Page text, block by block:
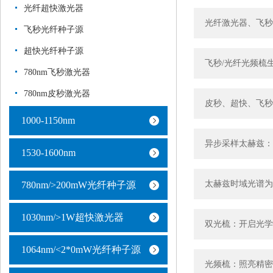
光纤超快激光器
飞秒光纤种子源
超快光纤种子源
780nm飞秒激光器
780nm皮秒激光器
1000-1150nm
1530-1600nm
780nm/>200mW光纤种子源
1030nm/>1W超快激光器
1064nm/<2*0mW光纤种子源
光纤激光器、飞
飞秒/光纤光频梳
皮秒、超快、飞
异步采样太赫兹
太赫兹时域光谱
双光梳：开启光
光频梳：照亮精